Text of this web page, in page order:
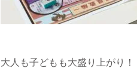
大人も子どもも大盛り上がり！